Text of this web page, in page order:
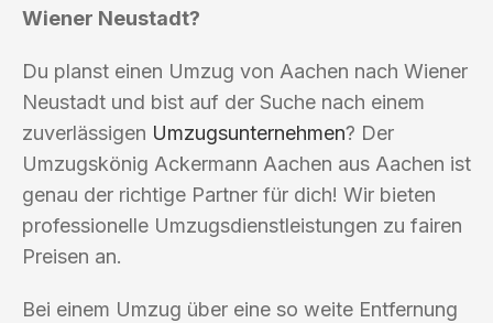
Wiener Neustadt?
Du planst einen Umzug von Aachen nach Wiener
Neustadt und bist auf der Suche nach einem
zuverlässigen Umzugsunternehmen? Der
Umzugskönig Ackermann Aachen aus Aachen ist
genau der richtige Partner für dich! Wir bieten
professionelle Umzugsdienstleistungen zu fairen
Preisen an.
Bei einem Umzug über eine so weite Entfernung